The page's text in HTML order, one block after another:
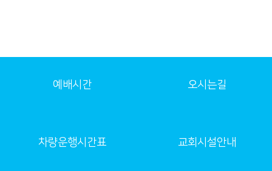
예배시간 오시는길
차량운행시간표 교회시설안내